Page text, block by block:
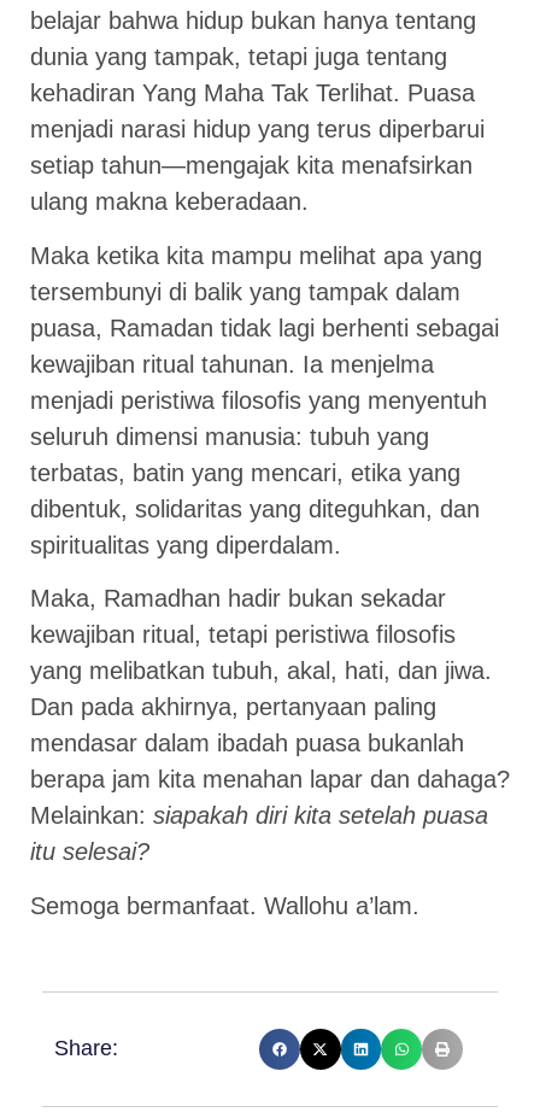
belajar bahwa hidup bukan hanya tentang
dunia yang tampak, tetapi juga tentang
kehadiran Yang Maha Tak Terlihat. Puasa
menjadi narasi hidup yang terus diperbarui
setiap tahun—mengajak kita menafsirkan
ulang makna keberadaan.
Maka ketika kita mampu melihat apa yang
tersembunyi di balik yang tampak dalam
puasa, Ramadan tidak lagi berhenti sebagai
kewajiban ritual tahunan. Ia menjelma
menjadi peristiwa filosofis yang menyentuh
seluruh dimensi manusia: tubuh yang
terbatas, batin yang mencari, etika yang
dibentuk, solidaritas yang diteguhkan, dan
spiritualitas yang diperdalam.
Maka, Ramadhan hadir bukan sekadar
kewajiban ritual, tetapi peristiwa filosofis
yang melibatkan tubuh, akal, hati, dan jiwa.
Dan pada akhirnya, pertanyaan paling
mendasar dalam ibadah puasa bukanlah
berapa jam kita menahan lapar dan dahaga?
Melainkan: siapakah diri kita setelah puasa
itu selesai?
Semoga bermanfaat. Wallohu a’lam.
Share: